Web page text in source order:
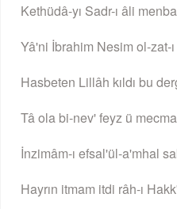
Kethüdâ-yı Sadr-ı âli
Yâ'ni İbrahim Nesim ol-zat-
Hasbeten Lillâh kıldı bu
Tâ ola bi-nev' feyz ü
İnzimâm-ı efsal'ül-a'mhal
Hayrın itmam itdi râh-ı